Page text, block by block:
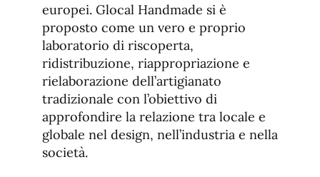
europei. Glocal Handmade si è
proposto come un vero e proprio
laboratorio di riscoperta,
ridistribuzione, riappropriazione e
rielaborazione dell’artigianato
tradizionale con l’obiettivo di
approfondire la relazione tra locale e
globale nel design, nell’industria e nella
società.